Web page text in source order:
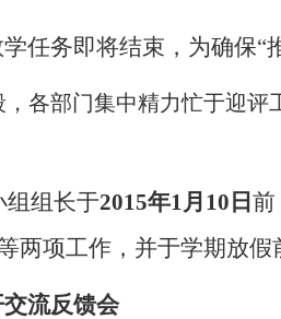
任务即将结束，为确保“
，各部门集中精力忙于迎
组组长于2015年1月 10 日 前
两项工作，并于学期放假
流反馈会